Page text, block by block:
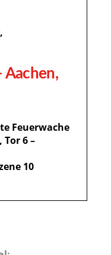
Aachen,
Feuerwache
Tor 6 –
10